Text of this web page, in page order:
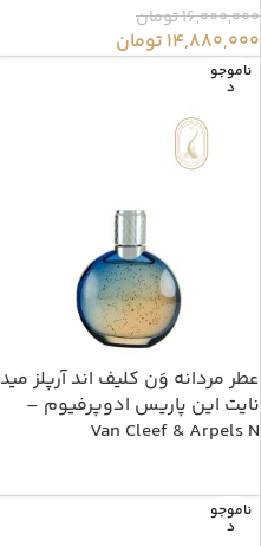
16,000,000تومان
14,880,000 تومان
ناموجو
د
عطر مردانه وَن کلیف اند آرپلز مید
نایت این پاریس ادوپرفیوم –
Van Cleef & Arpels N
ناموجو
د